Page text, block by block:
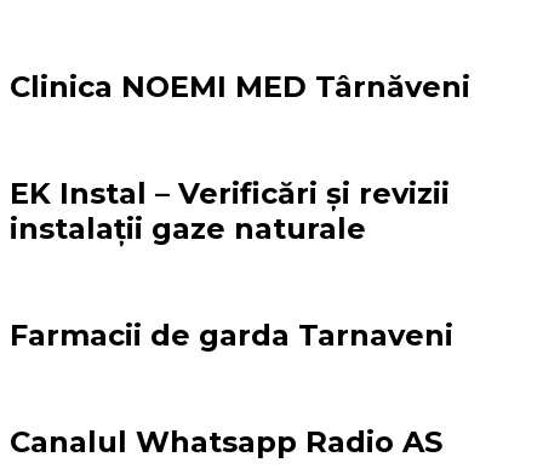
Clinica NOEMI MED Târnăveni
EK Instal – Verificări și revizii
instalații gaze naturale
Farmacii de garda Tarnaveni
Canalul Whatsapp Radio AS